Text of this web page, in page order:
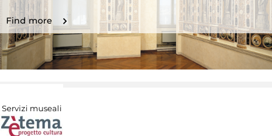
Find more
Servizi museali